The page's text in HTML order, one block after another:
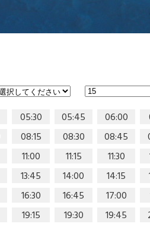
05:30 05:45 06:00
08:15 08:30 08:45
11:00 11:15 11:30
13:45 14:00 14:15
16:30 16:45 17:00
19:15 19:30 19:45